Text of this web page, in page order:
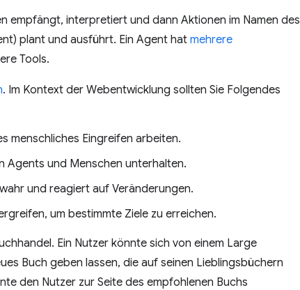
empfängt, interpretiert und dann Aktionen im Namen des
plant und ausführt. Ein Agent hatmehrere
Tools.
. Im Kontext der Webentwicklung sollten Sie Folgendes
menschliches Eingreifen arbeiten.
Agents und Menschen unterhalten.
und reagiert auf Veränderungen.
um bestimmte Ziele zu erreichen.
Ein Nutzer könnte sich von einem Large
Buch geben lassen, die auf seinen Lieblingsbüchern
den Nutzer zur Seite des empfohlenen Buchs